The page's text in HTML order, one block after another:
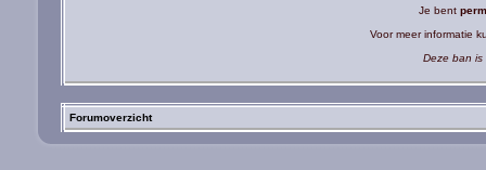
Je bent
Voor meer informatie
Deze ban is
Forumoverzicht